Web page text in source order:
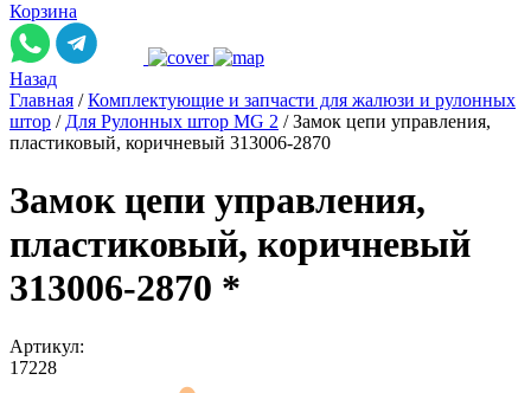
Корзина
Назад
Главная / Комплектующие и запчасти для жалюзи и рулонных
штор / Для Рулонных штор MG 2 / Замок цепи управления,
пластиковый, коричневый 313006-2870
Замок цепи управления,
пластиковый, коричневый
313006-2870 *
Артикул:
17228